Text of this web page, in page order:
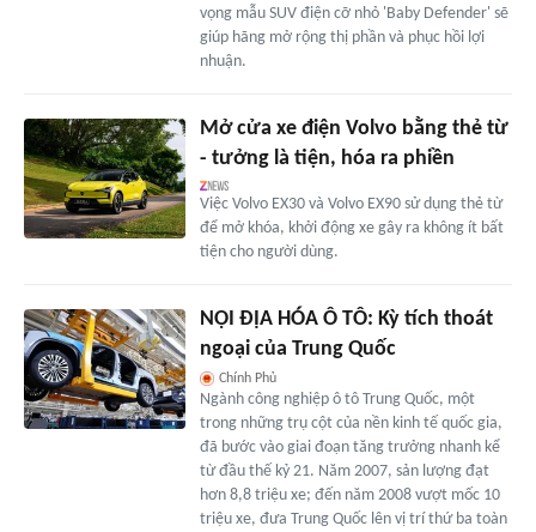
vọng mẫu SUV điện cỡ nhỏ 'Baby Defender' sẽ
giúp hãng mở rộng thị phần và phục hồi lợi
nhuận.
Mở cửa xe điện Volvo bằng thẻ từ
- tưởng là tiện, hóa ra phiền
Việc Volvo EX30 và Volvo EX90 sử dụng thẻ từ
để mở khóa, khởi động xe gây ra không ít bất
tiện cho người dùng.
NỘI ĐỊA HÓA Ô TÔ: Kỳ tích thoát
ngoại của Trung Quốc
Chính Phủ
Ngành công nghiệp ô tô Trung Quốc, một
trong những trụ cột của nền kinh tế quốc gia,
đã bước vào giai đoạn tăng trưởng nhanh kể
từ đầu thế kỷ 21. Năm 2007, sản lượng đạt
hơn 8,8 triệu xe; đến năm 2008 vượt mốc 10
triệu xe, đưa Trung Quốc lên vị trí thứ ba toàn